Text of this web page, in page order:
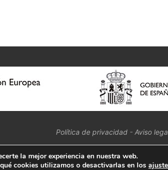
Política de privacidad - Aviso
BACK TO
la mejor experiencia en nuestra web.
cookies utilizamos o desactivarlas en los